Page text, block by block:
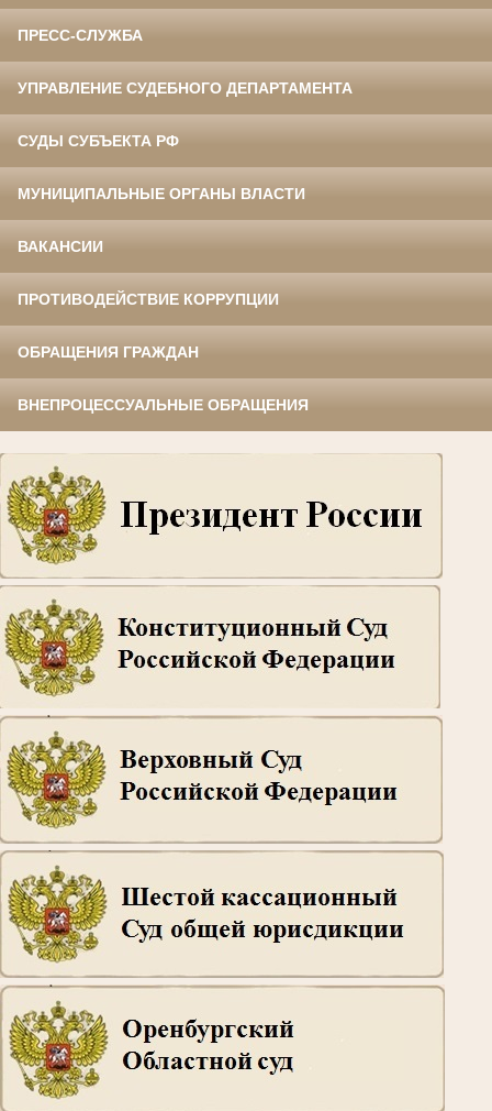
ПРЕСС-СЛУЖБА
УПРАВЛЕНИЕ СУДЕБНОГО ДЕПАРТАМЕНТА
СУДЫ СУБЪЕКТА РФ
МУНИЦИПАЛЬНЫЕ ОРГАНЫ ВЛАСТИ
ВАКАНСИИ
ПРОТИВОДЕЙСТВИЕ КОРРУПЦИИ
ОБРАЩЕНИЯ ГРАЖДАН
ВНЕПРОЦЕССУАЛЬНЫЕ ОБРАЩЕНИЯ